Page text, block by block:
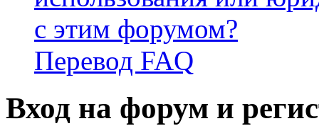
с этим форумом?
Перевод FAQ
Вход на форум и